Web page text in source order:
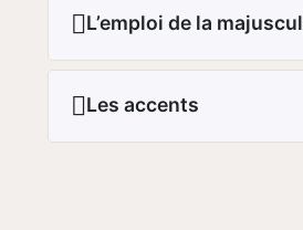
L’emploi de la
Les accents